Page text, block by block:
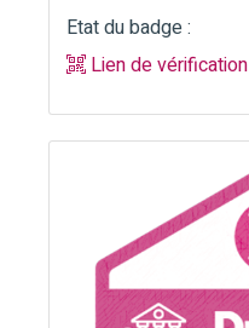
Etat du badge :
Lien de vérification